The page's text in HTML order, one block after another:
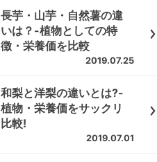
長芋・山芋・自然薯の違
いは？-植物としての特
徴・栄養価を比較
2019.07.25
和梨と洋梨の違いとは?-
植物・栄養価をサックリ
比較!
2019.07.01